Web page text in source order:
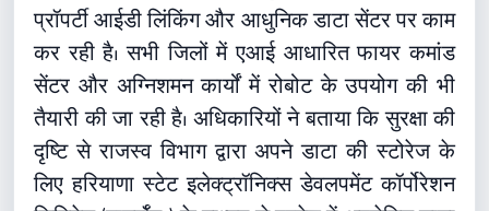
को समयबद्ध तरीके से लागू किया जाए। मुख्यमंत्री नायब
सिंह सैनी ने राजस्व एवं आपदा प्रबंधन विभाग द्वारा
विकसित भारत-2047 के अंतर्गत तैयार किए गए 5 वर्षीय
कार्यान्वयन रोडमैप और कार्य योजना की समीक्षा की।
समीक्षा बैठक में अधिकारियों ने बताया कि प्रदेश में अब
तक 4 लाख पेपरलेस रजिस्ट्रेशन किए जा चुके हैं और